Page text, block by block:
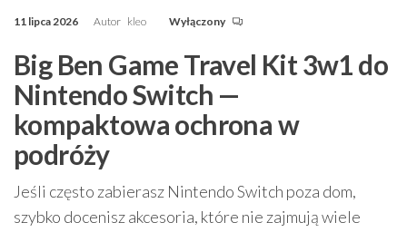
11 lipca 2026 Autor kleo Wyłączony
Big Ben Game Travel Kit 3w1 do
Nintendo Switch —
kompaktowa ochrona w
podróży
Jeśli często zabierasz Nintendo Switch poza dom,
szybko docenisz akcesoria, które nie zajmują wiele